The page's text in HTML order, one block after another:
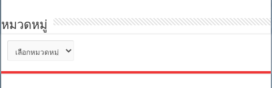
หมวดหมู่
หมู่